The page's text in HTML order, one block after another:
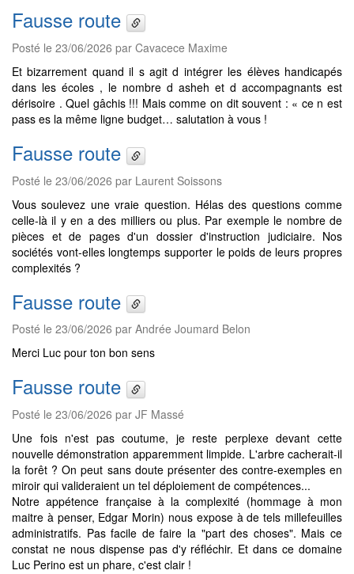
Fausse route
Posté le 23/06/2026 par Cavacece Maxime
Et bizarrement quand il s agit d intégrer les élèves handicapés
dans les écoles , le nombre d asheh et d accompagnants est
dérisoire . Quel gâchis !!! Mais comme on dit souvent : « ce n est
pass es la même ligne budget… salutation à vous !
Fausse route
Posté le 23/06/2026 par Laurent Soissons
Vous soulevez une vraie question. Hélas des questions comme
celle-là il y en a des milliers ou plus. Par exemple le nombre de
pièces et de pages d'un dossier d'instruction judiciaire. Nos
sociétés vont-elles longtemps supporter le poids de leurs propres
complexités ?
Fausse route
Posté le 23/06/2026 par Andrée Joumard Belon
Merci Luc pour ton bon sens
Fausse route
Posté le 23/06/2026 par JF Massé
Une fois n'est pas coutume, je reste perplexe devant cette
nouvelle démonstration apparemment limpide. L'arbre cacherait-il
la forêt ? On peut sans doute présenter des contre-exemples en
miroir qui valideraient un tel déploiement de compétences...
Notre appétence française à la complexité (hommage à mon
maitre à penser, Edgar Morin) nous expose à de tels millefeuilles
administratifs. Pas facile de faire la "part des choses". Mais ce
constat ne nous dispense pas d'y réfléchir. Et dans ce domaine
Luc Perino est un phare, c'est clair !